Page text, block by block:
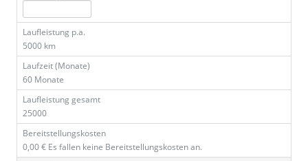
Laufleistung p.a.
5000 km
Laufzeit (Monate)
60 Monate
Laufleistung gesamt
25000
Bereitstellungskosten
0,00 € Es fallen keine Bereitstellungskosten an.